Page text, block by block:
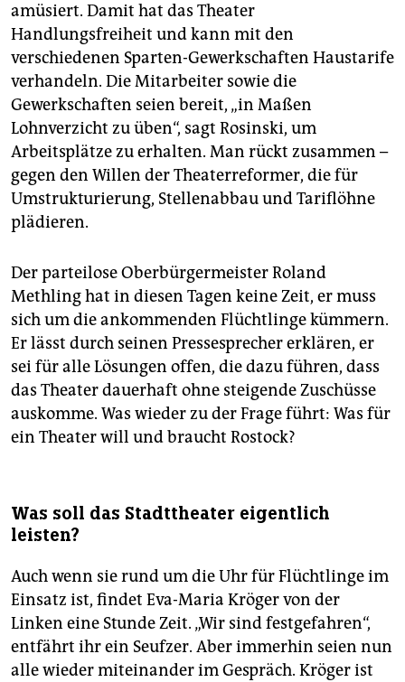
amüsiert. Damit hat das Theater
Handlungsfreiheit und kann mit den
verschiedenen Sparten-Gewerkschaften Haustarife
verhandeln. Die Mitarbeiter sowie die
Gewerkschaften seien bereit, „in Maßen
Lohnverzicht zu üben“, sagt Rosinski, um
Arbeitsplätze zu erhalten. Man rückt zusammen –
gegen den Willen der Theaterreformer, die für
Umstrukturierung, Stellenabbau und Tariflöhne
plädieren.
Der parteilose Oberbürgermeister Roland
Methling hat in diesen Tagen keine Zeit, er muss
sich um die ankommenden Flüchtlinge kümmern.
Er lässt durch seinen Pressesprecher erklären, er
sei für alle Lösungen offen, die dazu führen, dass
das Theater dauerhaft ohne steigende Zuschüsse
auskomme. Was wieder zu der Frage führt: Was für
ein Theater will und braucht Rostock?
Was soll das Stadttheater eigentlich
leisten?
Auch wenn sie rund um die Uhr für Flüchtlinge im
Einsatz ist, findet Eva-Maria Kröger von der
Linken eine Stunde Zeit. „Wir sind festgefahren“,
entfährt ihr ein Seufzer. Aber immerhin seien nun
alle wieder miteinander im Gespräch. Kröger ist